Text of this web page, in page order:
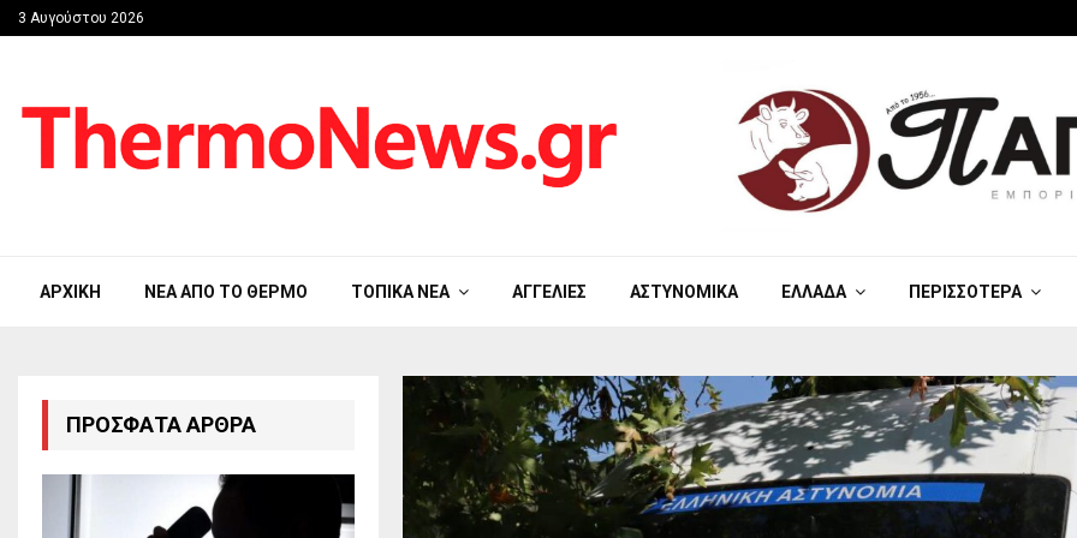
3 Αυγούστου 2026
ΑΡΧΙΚΉ ΝΈΑ ΑΠΟ ΤΟ ΘΈΡΜΟ ΤΟΠΙΚΆ ΝΈΑ ΑΓΓΕΛΊΕΣ ΑΣΤΥΝΟΜΙΚΆ ΕΛΛΆΔΑ ΠΕΡΙΣΣΌΤΕΡΑ
ΠΡΌΣΦΑΤΑ ΆΡΘΡΑ